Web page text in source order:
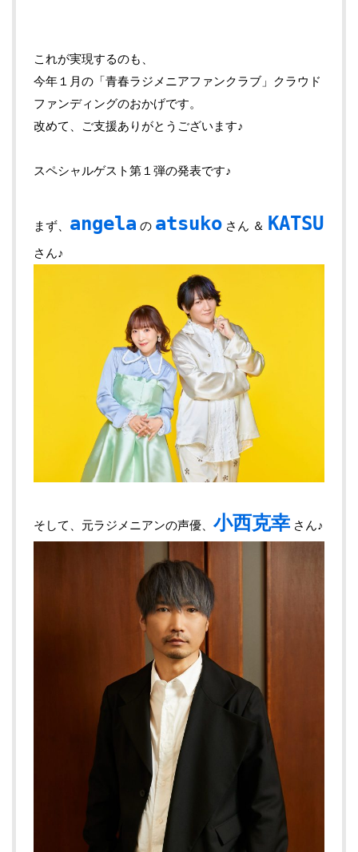
これが実現するのも、
今年１月の「青春ラジメニアファンクラブ」クラウド
ファンディングのおかげです。
改めて、ご支援ありがとうございます♪
スペシャルゲスト第１弾の発表です♪
まず、 angela の atsuko さん ＆ KATSU
さん♪
そして、元ラジメニアンの声優、 小西克幸 さん♪